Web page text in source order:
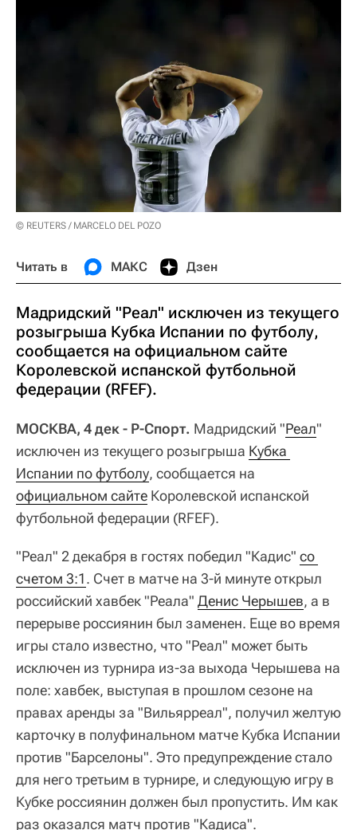
© REUTERS / MARCELO DEL POZO
Читать в МАКС Дзен
Мадридский "Реал" исключен из текущего
розыгрыша Кубка Испании по футболу,
сообщается на официальном сайте
Королевской испанской футбольной
федерации (RFEF).
МОСКВА, 4 дек - Р-Спорт. Мадридский "Реал"
исключен из текущего розыгрыша Кубка
Испании по футболу, сообщается на
официальном сайте Королевской испанской
футбольной федерации (RFEF).
"Реал" 2 декабря в гостях победил "Кадис" со
счетом 3:1. Счет в матче на 3-й минуте открыл
российский хавбек "Реала" Денис Черышев, а в
перерыве россиянин был заменен. Еще во время
игры стало известно, что "Реал" может быть
исключен из турнира из-за выхода Черышева на
поле: хавбек, выступая в прошлом сезоне на
правах аренды за "Вильярреал", получил желтую
карточку в полуфинальном матче Кубка Испании
против "Барселоны". Это предупреждение стало
для него третьим в турнире, и следующую игру в
Кубке россиянин должен был пропустить. Им как
раз оказался матч против "Кадиса".